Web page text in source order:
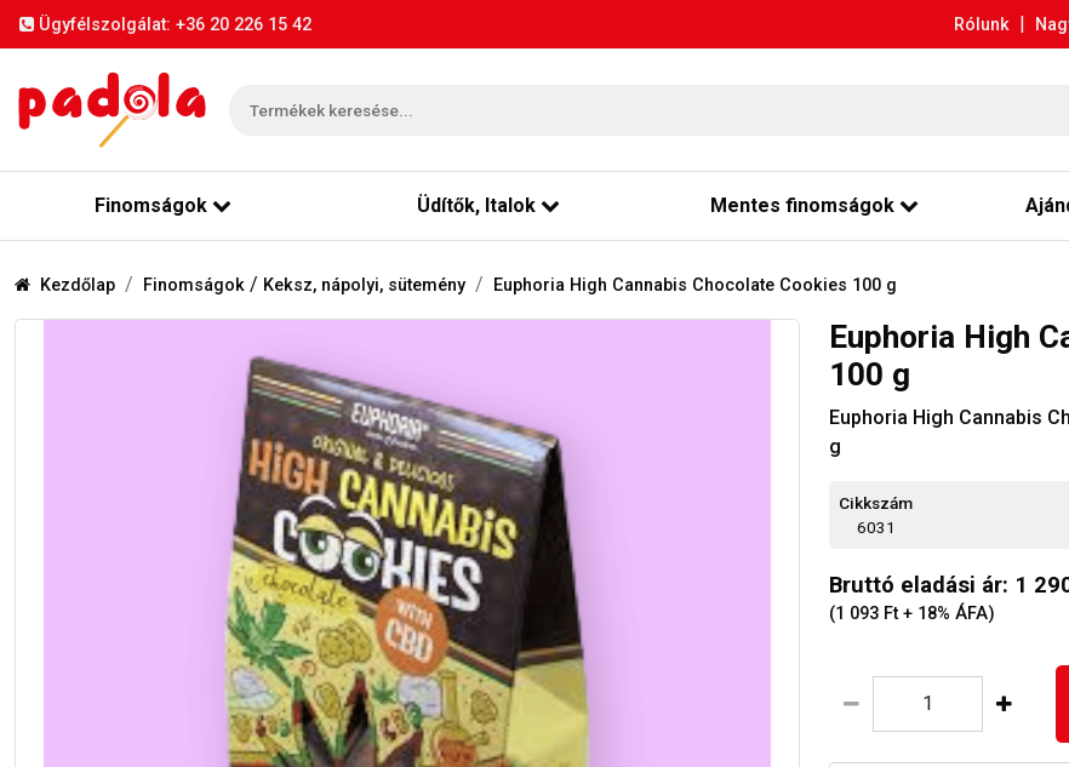
Ügyfélszolgálat: +36 20 226 15 42 Rólunk |
Finomságok Üdítők, Italok Mentes finomságok
Kezdőlap Finomságok / Keksz, nápolyi, sütemény Euphoria High Cannabis Chocolate Cookies 100 g
Euphoria High
100 g
Euphoria High Cannabis
g
Cikkszám
6031
Bruttó eladási ár: 1
(1 093 Ft + 18% ÁFA)